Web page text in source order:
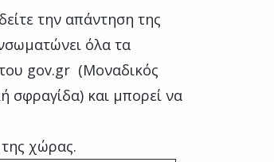
την απάντηση της
όλα τα
gov.gr (Μοναδικός
σφραγίδα) και μπορεί να
χώρας.